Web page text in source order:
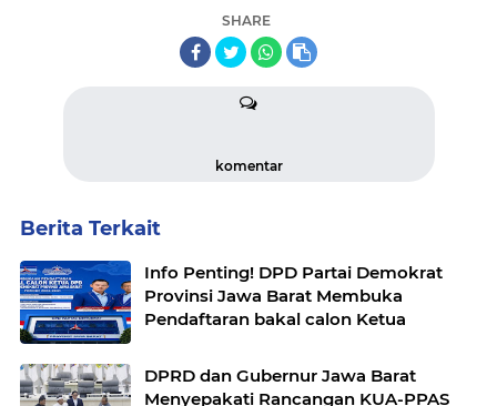
SHARE
komentar
Berita Terkait
Info Penting! DPD Partai Demokrat
Provinsi Jawa Barat Membuka
Pendaftaran bakal calon Ketua
DPRD dan Gubernur Jawa Barat
Menyepakati Rancangan KUA-PPAS